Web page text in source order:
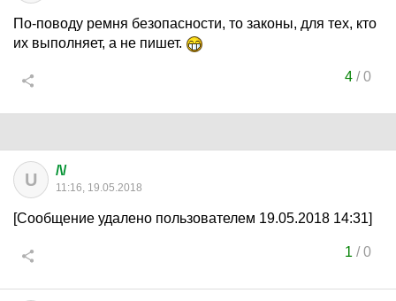
По-поводу ремня безопасности, то законы, для тех, кто
их выполняет, а не пишет.
4/0
U /\/
11:16, 19.05.2018
[Сообщение удалено пользователем 19.05.2018 14:31]
1 /0